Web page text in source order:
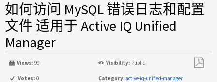
如何访问 MySQL 错误日志和配置
文件 适用于 Active IQ Unified
Manager
Views: 99 Visibility: Public
Votes: 0 Category: active-iq-unified-manager